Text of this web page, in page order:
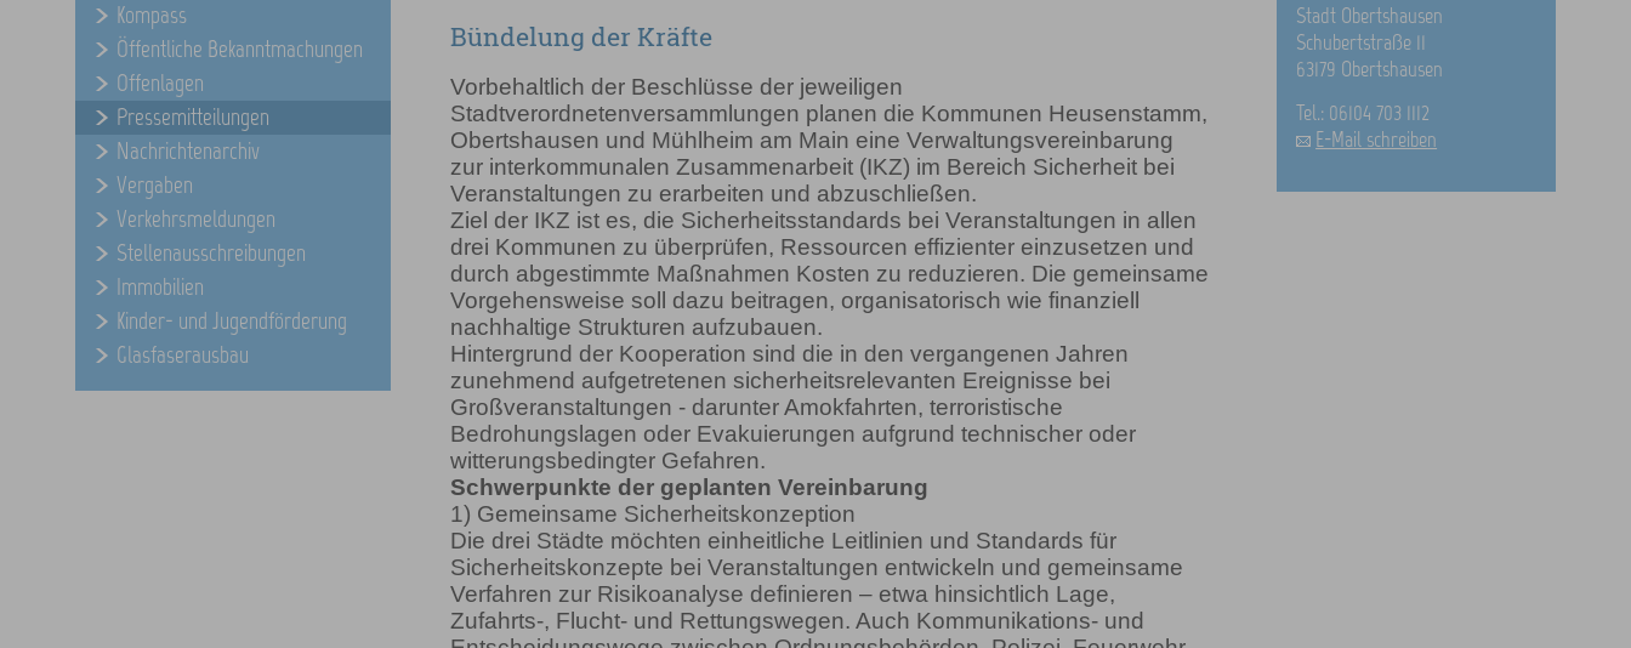
Kompass
Öffentliche Bekanntmachungen
Offenlagen
Pressemitteilungen
Nachrichtenarchiv
Vergaben
Verkehrsmeldungen
Stellenausschreibungen
Immobilien
Kinder- und Jugendförderung
Glasfaserausbau
Bündelung der Kräfte
Vorbehaltlich der Beschlüsse der jeweiligen
Stadtverordnetenversammlungen planen die Kommunen Heusenstamm,
Obertshausen und Mühlheim am Main eine Verwaltungsvereinbarung
zur interkommunalen Zusammenarbeit (IKZ) im Bereich Sicherheit bei
Veranstaltungen zu erarbeiten und abzuschließen.
Ziel der IKZ ist es, die Sicherheitsstandards bei Veranstaltungen in allen
drei Kommunen zu überprüfen, Ressourcen effizienter einzusetzen und
durch abgestimmte Maßnahmen Kosten zu reduzieren. Die gemeinsame
Vorgehensweise soll dazu beitragen, organisatorisch wie finanziell
nachhaltige Strukturen aufzubauen.
Hintergrund der Kooperation sind die in den vergangenen Jahren
zunehmend aufgetretenen sicherheitsrelevanten Ereignisse bei
Großveranstaltungen - darunter Amokfahrten, terroristische
Bedrohungslagen oder Evakuierungen aufgrund technischer oder
witterungsbedingter Gefahren.
Schwerpunkte der geplanten Vereinbarung
1) Gemeinsame Sicherheitskonzeption
Die drei Städte möchten einheitliche Leitlinien und Standards für
Sicherheitskonzepte bei Veranstaltungen entwickeln und gemeinsame
Verfahren zur Risikoanalyse definieren – etwa hinsichtlich Lage,
Zufahrts-, Flucht- und Rettungswegen. Auch Kommunikations- und
Stadt Obertshausen
Schubertstraße 11
63179 Obertshausen
Tel.: 06104 703 1112
E-Mail schreiben